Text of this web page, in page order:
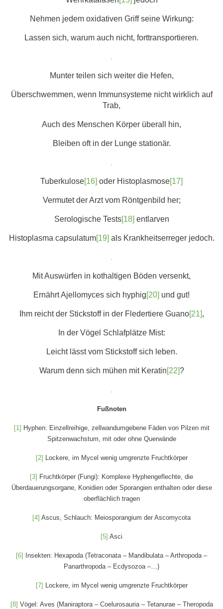
Nehmen jedem oxidativen Griff seine Wirkung:
Lassen sich, warum auch nicht, forttransportieren.
Munter teilen sich weiter die Hefen,
Überschwemmen, wenn Immunsysteme nicht wirklich auf
Trab,
Auch des Menschen Körper überall hin,
Bleiben oft in der Lunge stationär.
Tuberkulose[16] oder Histoplasmose[17]
Vermutet der Arzt vom Röntgenbild her;
Serologische Tests[18] entlarven
Histoplasma capsulatum[19] als Krankheitserreger jedoch.
Mit Auswürfen in kothaltigen Böden versenkt,
Ernährt Ajellomyces sich hyphig[20] und gut!
Ihm reicht der Stickstoff in der Fledertiere Guano[21],
In der Vögel Schlafplätze Mist:
Leicht lässt vom Stickstoff sich leben.
Warum denn sich mühen mit Keratin[22]?
Fußnoten
[1] Hyphen: Einzellreihige, zellwandumgebene Fäden von Pilzen mit
Spitzenwachstum, mit oder ohne Querwände
[2] Lockere, im Mycel wenig umgrenzte Fruchtkörper
[3] Fruchtkörper (Fungi): Komplexe Hyphengeflechte, die
Überdauerungsorgane, Konidien oder Sporangien enthalten oder diese
oberflächlich tragen
[4] Ascus, Schlauch: Meiosporangium der Ascomycota
[5] Asci
[6]
Insekten: Hexapoda (Tetraconata – Mandibulata – Arthropoda –
Panarthropoda – Ecdysozoa –…)
[7] Lockere, im Mycel wenig umgrenzte Fruchtkörper
[8] Vögel: Aves (Maniraptora – Coelurosauria – Tetanurae – Theropoda